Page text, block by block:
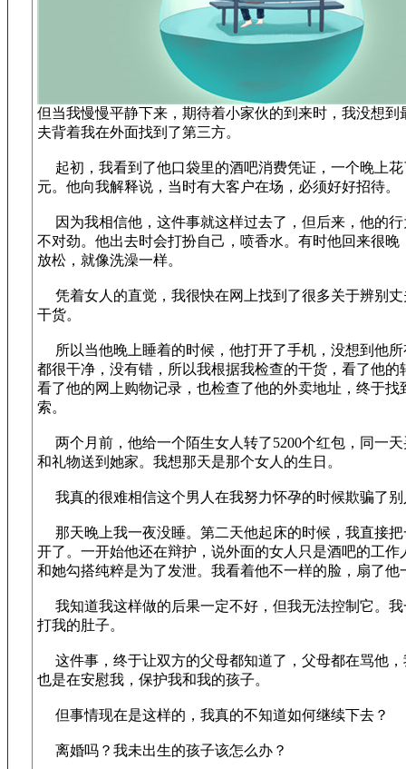
但当我慢慢平静下来，期待着小家伙的到来时，我没想到
夫背着我在外面找到了第三方。
起初，我看到了他口袋里的酒吧消费凭证，一个晚上花
元。他向我解释说，当时有大客户在场，必须好好招待。
因为我相信他，这件事就这样过去了，但后来，他的行
不对劲。他出去时会打扮自己，喷香水。有时他回来很晚
放松，就像洗澡一样。
凭着女人的直觉，我很快在网上找到了很多关于辨别丈
干货。
所以当他晚上睡着的时候，他打开了手机，没想到他所
都很干净，没有错，所以我根据我检查的干货，看了他的
看了他的网上购物记录，也检查了他的外卖地址，终于找
索。
两个月前，他给一个陌生女人转了5200个红包，同一天
和礼物送到她家。我想那天是那个女人的生日。
我真的很难相信这个男人在我努力怀孕的时候欺骗了别
那天晚上我一夜没睡。第二天他起床的时候，我直接把
开了。一开始他还在辩护，说外面的女人只是酒吧的工作
和她勾搭纯粹是为了发泄。我看着他不一样的脸，扇了他
我知道我这样做的后果一定不好，但我无法控制它。我
打我的肚子。
这件事，终于让双方的父母都知道了，父母都在骂他，
也是在安慰我，保护我和我的孩子。
但事情现在是这样的，我真的不知道如何继续下去？
离婚吗？我未出生的孩子该怎么办？